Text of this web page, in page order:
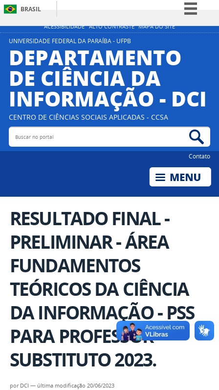
ACESSIBILIDADE ALTO CONTRASTE MAPA DO SITE
BRASIL
Simplifique!
Participe
Acesso à informação
Legislação
Canais
UNIVERSIDADE FEDERAL DA PARAÍBA - UFPB
DEPARTAMENTO
DE CIÊNCIA DA
INFORMAÇÃO - DCI
CENTRO DE CIÊNCIAS SOCIAIS APLICADAS - CCSA
Buscar no portal
Contato
RESULTADO FINAL -
PRELIMINAR - ÁREA
FUNDAMENTOS
TEÓRICOS DA CIÊNCIA
DA INFORMAÇÃO - PSS
PARA PROFESSOR
SUBSTITUTO 2023.
por DCI — última modificação 20/06/2023